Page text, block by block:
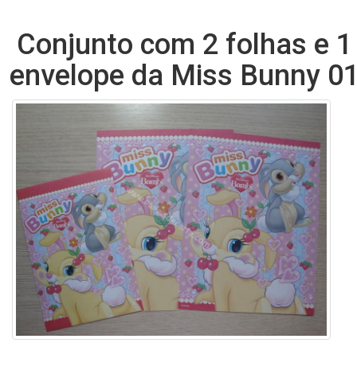
Conjunto com 2 folhas e 1
envelope da Miss Bunny